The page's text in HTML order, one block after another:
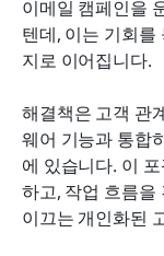
이메일 캠페인을
텐데, 이는 기회를
지로 이어집니다.
해결책은 고객 관
웨어 기능과 통합
에 있습니다. 이
하고, 작업 흐름을
이끄는 개인화된
통합 CRM 이
결론
자주 묻는 질문
관련 읽기